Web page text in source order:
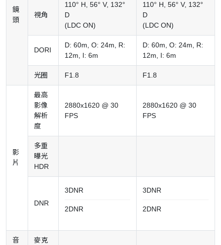
鏡
頭
視角
110° H, 56° V, 132°
D
(LDC ON)
110° H, 56° V, 132°
D
(LDC ON)
DORI
D: 60m, O: 24m, R:
12m, I: 6m
D: 60m, O: 24m, R:
12m, I: 6m
光圈 F1.8 F1.8
影
片
最高
影像
解析
度
2880x1620 @ 30
FPS
2880x1620 @ 30
FPS
多重
曝光
HDR
DNR
3DNR
2DNR
3DNR
2DNR
音 麥克